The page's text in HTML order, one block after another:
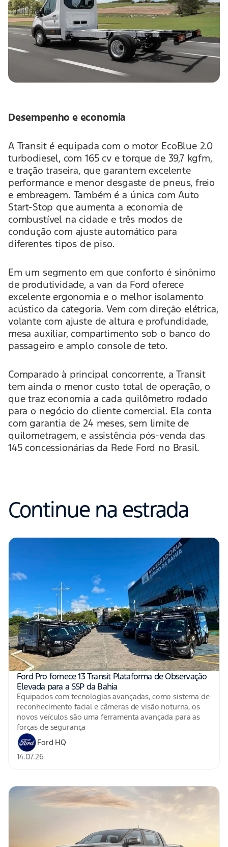
Desempenho e economia
A Transit é equipada com o motor EcoBlue 2.0
turbodiesel, com 165 cv e torque de 39,7 kgfm,
e tração traseira, que garantem excelente
performance e menor desgaste de pneus, freio
e embreagem. Também é a única com Auto
Start-Stop que aumenta a economia de
combustível na cidade e três modos de
condução com ajuste automático para
diferentes tipos de piso.
Em um segmento em que conforto é sinônimo
de produtividade, a van da Ford oferece
excelente ergonomia e o melhor isolamento
acústico da categoria. Vem com direção elétrica,
volante com ajuste de altura e profundidade,
mesa auxiliar, compartimento sob o banco do
passageiro e amplo console de teto.
Comparado à principal concorrente, a Transit
tem ainda o menor custo total de operação, o
que traz economia a cada quilômetro rodado
para o negócio do cliente comercial. Ela conta
com garantia de 24 meses, sem limite de
quilometragem, e assistência pós-venda das
145 concessionárias da Rede Ford no Brasil.
Continue na estrada
Ford Pro fornece 13 Transit Plataforma de Observação
Elevada para a SSP da Bahia
Equipados com tecnologias avançadas, como sistema de
reconhecimento facial e câmeras de visão noturna, os
novos veículos são uma ferramenta avançada para as
forças de segurança
Ford HQ
14.07.26